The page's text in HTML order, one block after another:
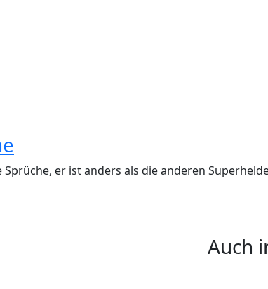
Sprüche, er ist anders als die anderen
Auch